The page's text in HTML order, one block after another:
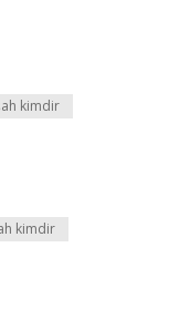
kimdir
kimdir